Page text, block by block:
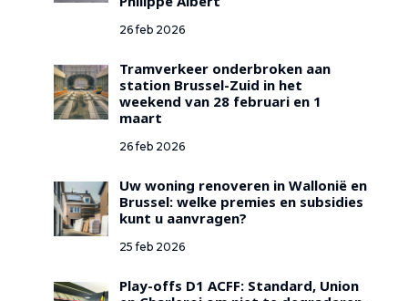
26 feb 2026
Tramverkeer onderbroken aan
station Brussel-Zuid in het
weekend van 28 februari en 1
maart
26 feb 2026
Uw woning renoveren in Wallonië en
Brussel: welke premies en subsidies
kunt u aanvragen?
25 feb 2026
Play-offs D1 ACFF: Standard, Union